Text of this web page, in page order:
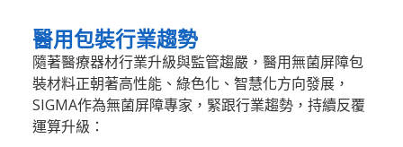
醫用包裝行業趨勢
隨著醫療器材行業升級與監管趨嚴，醫用無菌屏障包
裝材料正朝著高性能、綠色化、智慧化方向發展，
SIGMA作為無菌屏障專家，緊跟行業趨勢，持續反覆
運算升級：